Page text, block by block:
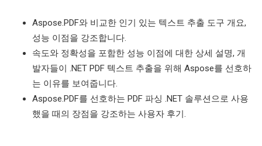
Aspose.PDF와 비교한 인기 있는 텍스트 추출 도구 개요,
성능 이점을 강조합니다.
속도와 정확성을 포함한 성능 이점에 대한 상세 설명, 개
발자들이 .NET PDF 텍스트 추출을 위해 Aspose를 선호하
는 이유를 보여줍니다.
Aspose.PDF를 선호하는 PDF 파싱 .NET 솔루션으로 사용
했을 때의 장점을 강조하는 사용자 후기.